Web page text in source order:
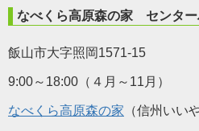
なべくら高原森の家 センター
飯山市大字照岡1571-15
9:00～18:00（４月～11月）
なべくら高原森の家 （信州いい